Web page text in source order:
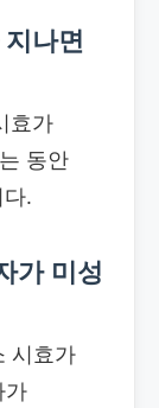
나면
효가
동안
.
가 미성
시효가
가